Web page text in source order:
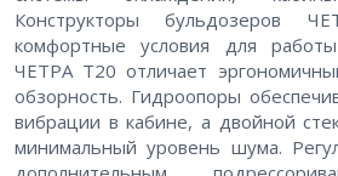
Конструкторы бульдозеров
комфортные условия для
ЧЕТРА Т20 отличает
обзорность. Гидроопоры
вибрации в кабине, а двойной
минимальный уровень шума.